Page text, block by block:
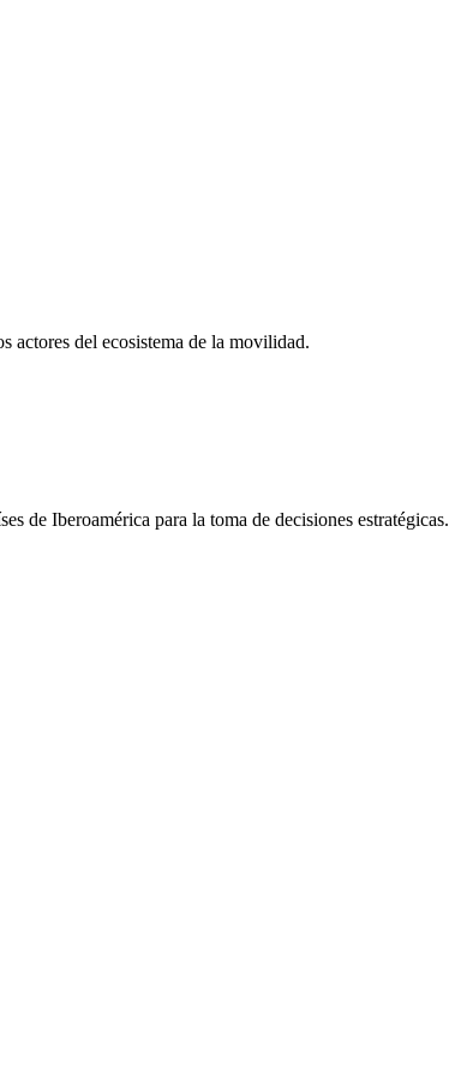
actores del ecosistema de la movilidad.
de Iberoamérica para la toma de decisiones estratégicas.